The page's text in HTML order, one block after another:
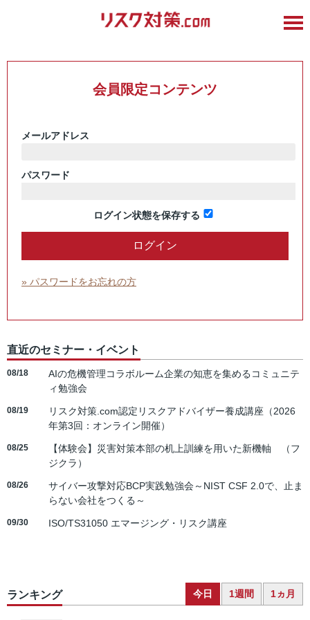
会員限定コンテンツ
メールアドレス
パスワード
ログイン状態を保存する
» パスワードをお忘れの方
直近のセミナー・イベント
08/18
AIの危機管理コラボルーム企業の知恵を集めるコミュニテ
ィ勉強会
08/19
リスク対策.com認定リスクアドバイザー養成講座（2026
年第3回：オンライン開催）
08/25
【体験会】災害対策本部の机上訓練を用いた新機軸 （フ
ジクラ）
08/26
サイバー攻撃対応BCP実践勉強会～NIST CSF 2.0で、止ま
らない会社をつくる～
09/30 ISO/TS31050 エマージング・リスク講座
ランキング 今日 1週間 1ヵ月